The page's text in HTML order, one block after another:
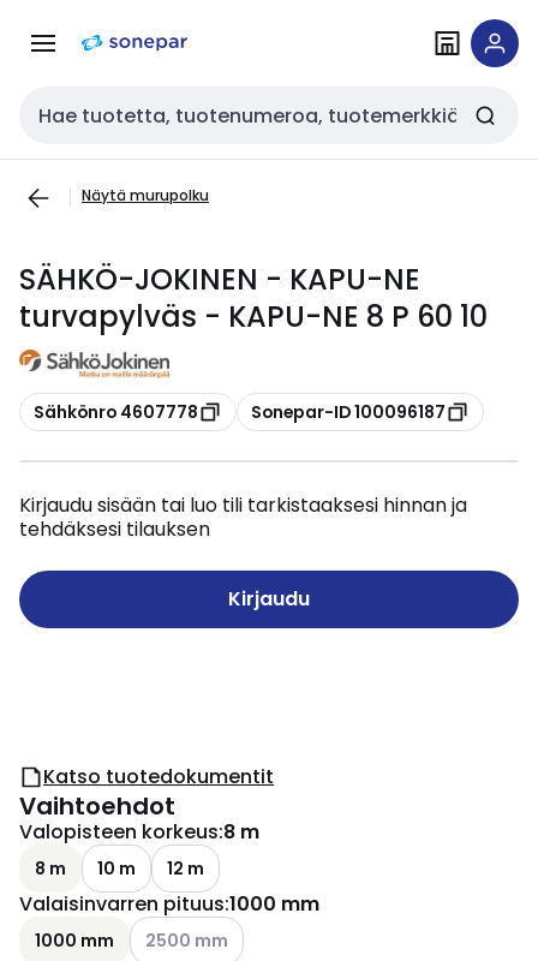
navigointiinsisältöön
Haku
Näytä murupolku
SÄHKÖ-JOKINEN - KAPU-NE
turvapylväs - KAPU-NE 8 P 60 10
Kopioi
Sähkönro 4607778 Kopioi
Sonepar-ID 100096187
Kirjaudu sisään tai luo tili tarkistaaksesi hinnan ja
tehdäksesi tilauksen
Kirjaudu
Katso tuotedokumentit
Vaihtoehdot
Valopisteen korkeus:8 m
8 m 10 m 12 m
Valaisinvarren pituus:1000 mm
1000 mm Katso käytettävissä olevat vaihtoehdot
2500 mm